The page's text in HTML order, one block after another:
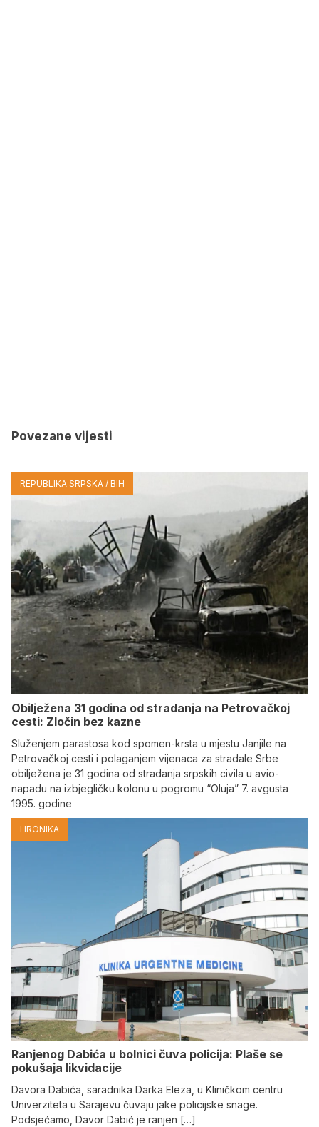
Povezane vijesti
REPUBLIKA SRPSKA / BIH
Obilježena 31 godina od stradanja na Petrovačkoj
cesti: Zločin bez kazne
Služenjem parastosa kod spomen-krsta u mjestu Janjile na
Petrovačkoj cesti i polaganjem vijenaca za stradale Srbe
obilježena je 31 godina od stradanja srpskih civila u avio-
napadu na izbjegličku kolonu u pogromu “Oluja” 7. avgusta
1995. godine
HRONIKA
Ranjenog Dabića u bolnici čuva policija: Plaše se
pokušaja likvidacije
Davora Dabića, saradnika Darka Eleza, u Kliničkom centru
Univerziteta u Sarajevu čuvaju jake policijske snage.
Podsjećamo, Davor Dabić je ranjen […]